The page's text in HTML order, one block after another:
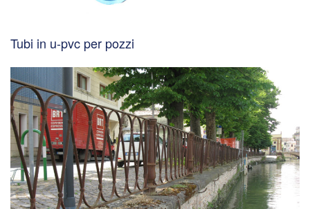
Tubi in u-pvc per pozzi